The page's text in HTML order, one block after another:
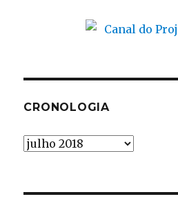
CRONOLOGIA
Cronologia